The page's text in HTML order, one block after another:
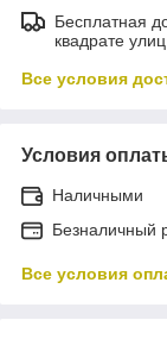
Бесплатная
квадрате
Все условия
Условия
Наличными
Безналичный
Все условия